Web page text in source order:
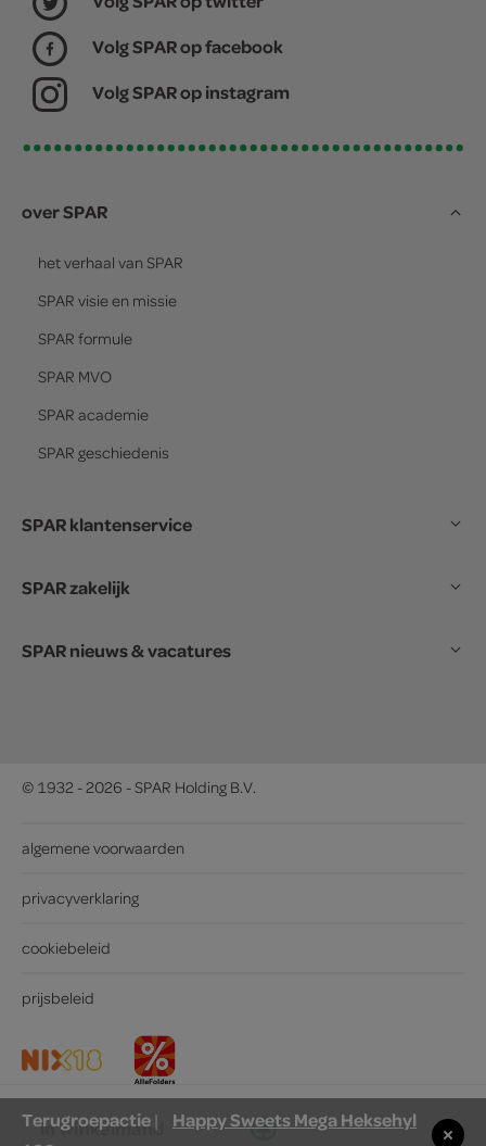
in winkelmand
Volg SPAR op facebook
Volg SPAR op instagram
over SPAR
het verhaal van SPAR
SPAR visie en missie
SPAR formule
SPAR MVO
SPAR academie
SPAR geschiedenis
SPAR klantenservice
SPAR zakelijk
SPAR nieuws & vacatures
© 1932 - 2026 - SPAR Holding B.V.
algemene voorwaarden
privacyverklaring
cookiebeleid
prijsbeleid
Terugroepactie|
Happy Sweets Mega Heksehyl